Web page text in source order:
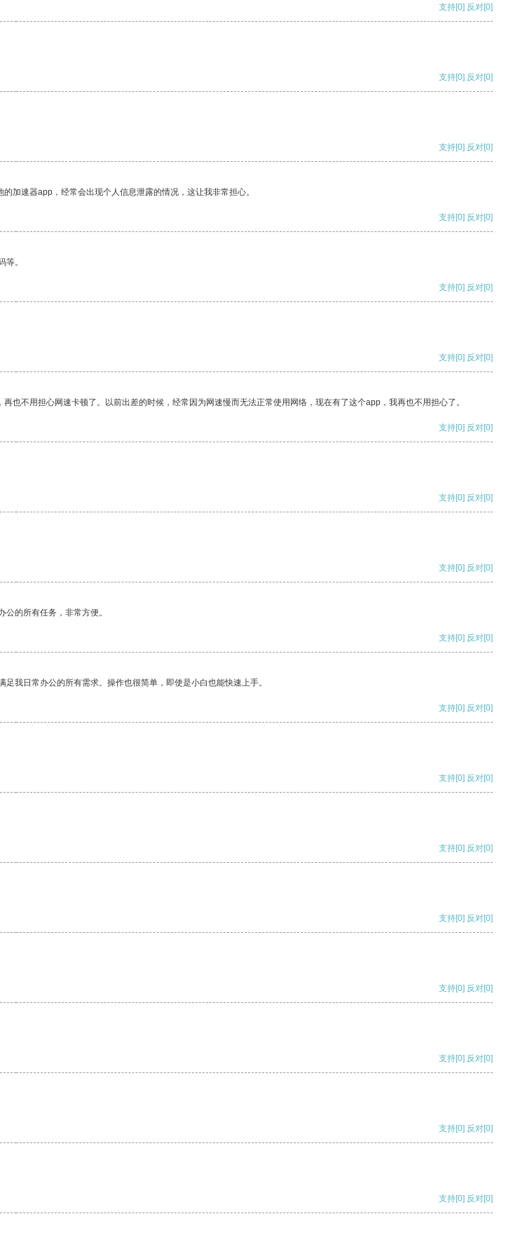
支持[0] 反对[0]
支持[0] 反对[0]
支持[0] 反对[0]
加速器app，经常会出现个人信息泄露的情况，这让我非常担心。
支持[0] 反对[0]
。
支持[0] 反对[0]
支持[0] 反对[0]
不用担心网速卡顿了。以前出差的时候，经常因为网速慢而无法正常使用网络，现在有了这个app，我再也不用担心了。
支持[0] 反对[0]
支持[0] 反对[0]
支持[0] 反对[0]
的所有任务，非常方便。
支持[0] 反对[0]
我日常办公的所有需求。操作也很简单，即使是小白也能快速上手。
支持[0] 反对[0]
支持[0] 反对[0]
支持[0] 反对[0]
支持[0] 反对[0]
支持[0] 反对[0]
支持[0] 反对[0]
支持[0] 反对[0]
支持[0] 反对[0]